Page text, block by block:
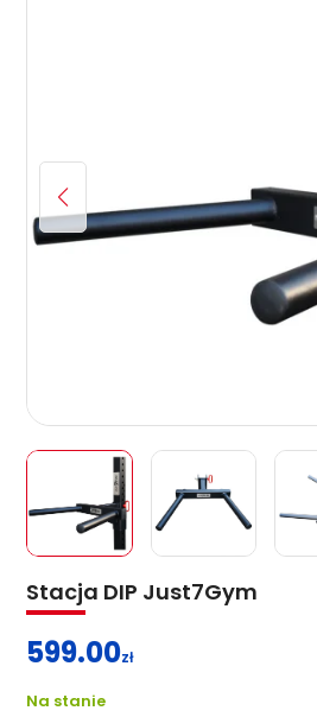
Stacja DIP Just7Gym
599.00zł
Na stanie